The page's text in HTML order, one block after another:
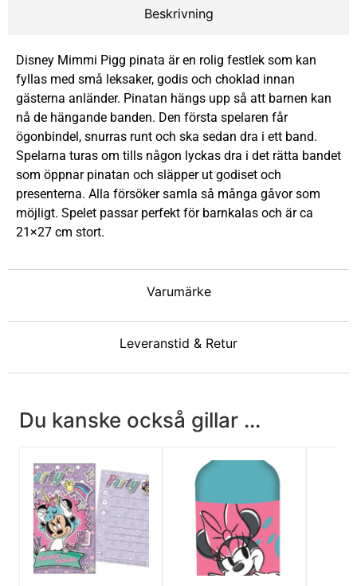
Beskrivning
Varumärke
Leveranstid & Retur
Disney Mimmi Pigg pinata är en rolig festlek som kan
fyllas med små leksaker, godis och choklad innan
gästerna anländer. Pinatan hängs upp så att barnen kan
nå de hängande banden. Den första spelaren får
ögonbindel, snurras runt och ska sedan dra i ett band.
Spelarna turas om tills någon lyckas dra i det rätta bandet
som öppnar pinatan och släpper ut godiset och
presenterna. Alla försöker samla så många gåvor som
möjligt. Spelet passar perfekt för barnkalas och är ca
21×27 cm stort.
Du kanske också gillar ...